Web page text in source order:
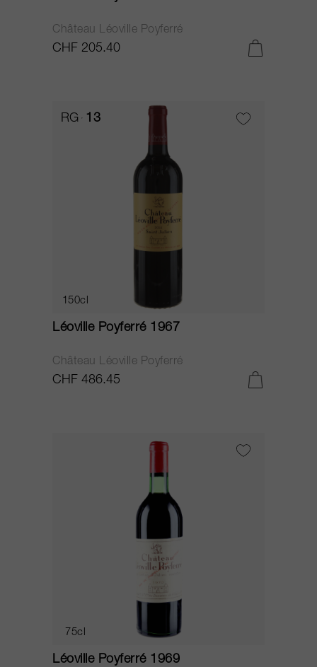
Château Léoville Poyferré
CHF 205.40
RG 13
150cl
Léoville Poyferré 1967
Château Léoville Poyferré
CHF 486.45
75cl
Léoville Poyferré 1969